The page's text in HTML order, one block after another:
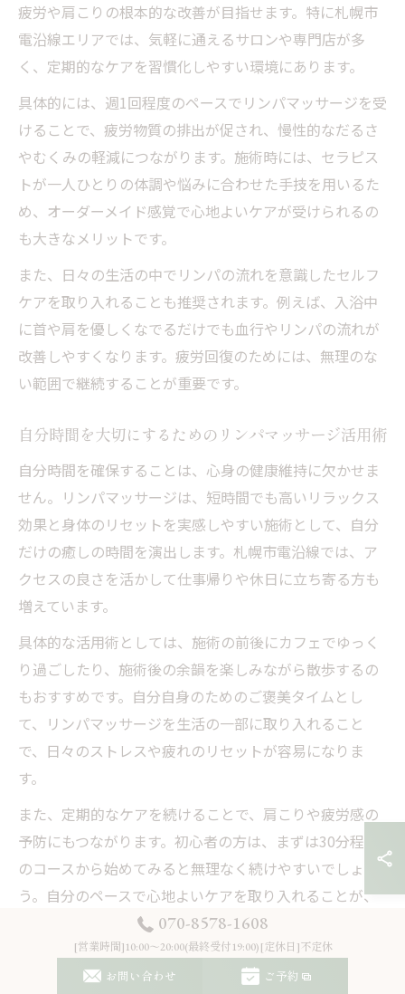
疲労や肩こりの根本的な改善が目指せます。特に札幌市
電沿線エリアでは、気軽に通えるサロンや専門店が多
く、定期的なケアを習慣化しやすい環境にあります。
具体的には、週1回程度のペースでリンパマッサージを受
けることで、疲労物質の排出が促され、慢性的なだるさ
やむくみの軽減につながります。施術時には、セラピス
トが一人ひとりの体調や悩みに合わせた手技を用いるた
め、オーダーメイド感覚で心地よいケアが受けられるの
も大きなメリットです。
また、日々の生活の中でリンパの流れを意識したセルフ
ケアを取り入れることも推奨されます。例えば、入浴中
に首や肩を優しくなでるだけでも血行やリンパの流れが
改善しやすくなります。疲労回復のためには、無理のな
い範囲で継続することが重要です。
自分時間を大切にするためのリンパマッサージ活用術
自分時間を確保することは、心身の健康維持に欠かせま
せん。リンパマッサージは、短時間でも高いリラックス
効果と身体のリセットを実感しやすい施術として、自分
だけの癒しの時間を演出します。札幌市電沿線では、ア
クセスの良さを活かして仕事帰りや休日に立ち寄る方も
増えています。
具体的な活用術としては、施術の前後にカフェでゆっく
り過ごしたり、施術後の余韻を楽しみながら散歩するの
もおすすめです。自分自身のためのご褒美タイムとし
て、リンパマッサージを生活の一部に取り入れること
で、日々のストレスや疲れのリセットが容易になりま
す。
また、定期的なケアを続けることで、肩こりや疲労感の
予防にもつながります。初心者の方は、まずは30分程度
のコースから始めてみると無理なく続けやすいでしょ
う。自分のペースで心地よいケアを取り入れることが、
長く健康を保つ秘訣です。
短時間でも実感できるリンパケア施術の効果とは
070-8578-1608
[営業時間]10:00～20:00(最終受付19:00)[定休日]不定休
お問い合わせ ご予約